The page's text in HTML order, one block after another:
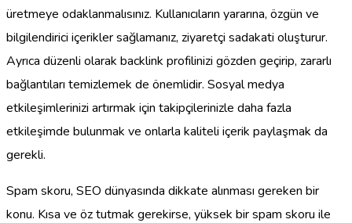
üretmeye odaklanmalısınız. Kullanıcıların yararına, özgün ve
bilgilendirici içerikler sağlamanız, ziyaretçi sadakati oluşturur.
Ayrıca düzenli olarak backlink profilinizi gözden geçirip, zararlı
bağlantıları temizlemek de önemlidir. Sosyal medya
etkileşimlerinizi artırmak için takipçilerinizle daha fazla
etkileşimde bulunmak ve onlarla kaliteli içerik paylaşmak da
gerekli.
Spam skoru, SEO dünyasında dikkate alınması gereken bir
konu. Kısa ve öz tutmak gerekirse, yüksek bir spam skoru ile